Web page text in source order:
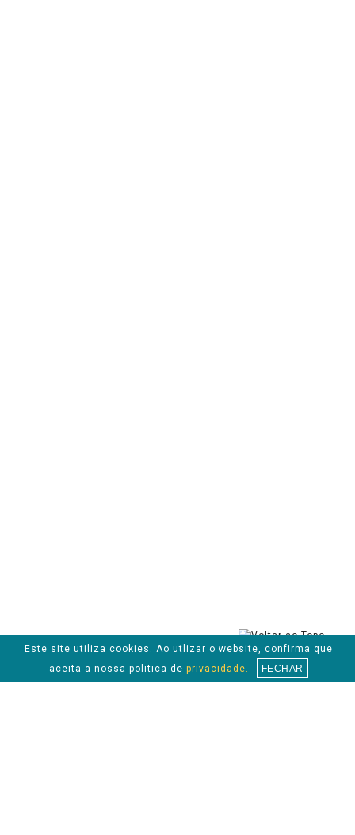
Este site utiliza cookies. Ao utlizar o website, confirma que
aceita a nossa politica de privacidade. FECHAR